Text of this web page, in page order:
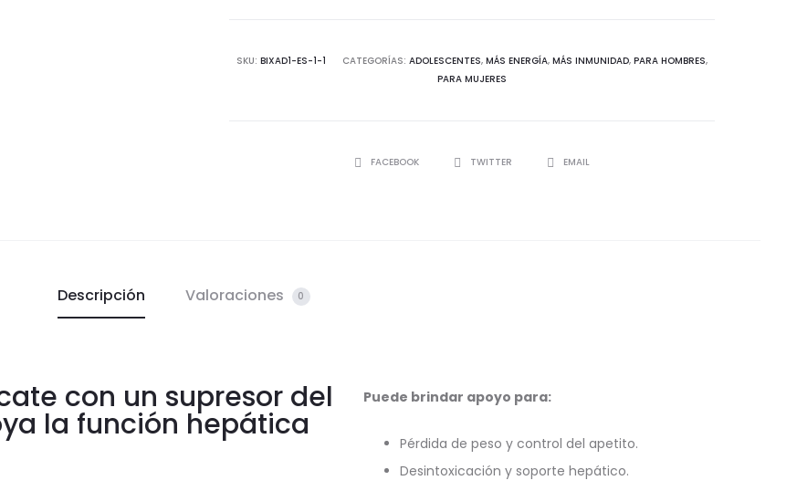
SKU: BIXAD1-ES-1-1 CATEGORÍAS: ADOLESCENTES, MÁS ENERGÍA, MÁS INMUNIDAD, PARA HOMBRES,
PARA MUJERES
FACEBOOK TWITTER EMAIL
Descripción Valoraciones 0
con un supresor del
la función hepática
Puede brindar apoyo para:
Pérdida de peso y control del apetito.
Desintoxicación y soporte hepático.